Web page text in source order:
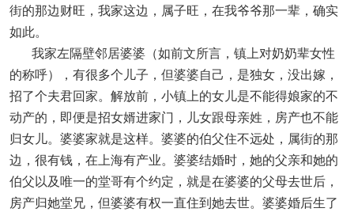
街的那边财旺，我家这边，属子旺，在我爷爷那一辈，确实
如此。
我家左隔壁邻居婆婆（如前文所言，镇上对奶奶辈女性
的称呼），有很多个儿子，但婆婆自己，是独女，没出嫁，
招了个夫君回家。解放前，小镇上的女儿是不能得娘家的不
动产的，即便是招女婿进家门，儿女跟母亲姓，房产也不能
归女儿。婆婆家就是这样。婆婆的伯父住不远处，属街的那
边，很有钱，在上海有产业。婆婆结婚时，她的父亲和她的
伯父以及唯一的堂哥有个约定，就是在婆婆的父母去世后，
房产归她堂兄，但婆婆有权一直住到她去世。婆婆婚后生了